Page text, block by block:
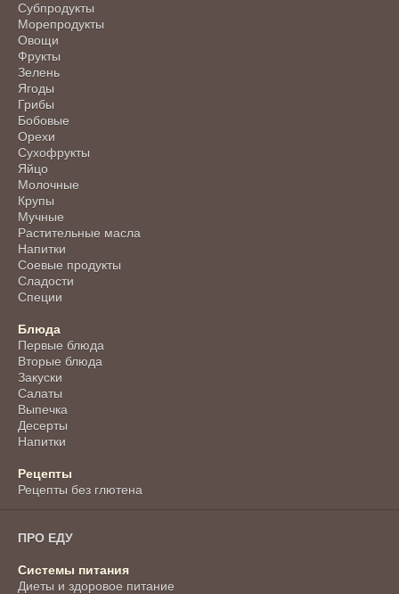
Субпродукты
Морепродукты
Овощи
Фрукты
Зелень
Ягоды
Грибы
Бобовые
Орехи
Сухофрукты
Яйцо
Молочные
Крупы
Мучные
Растительные масла
Напитки
Соевые продукты
Сладости
Специи
Блюда
Первые блюда
Вторые блюда
Закуски
Салаты
Выпечка
Десерты
Напитки
Рецепты
Рецепты без глютена
ПРО ЕДУ
Системы питания
Диеты и здоровое питание